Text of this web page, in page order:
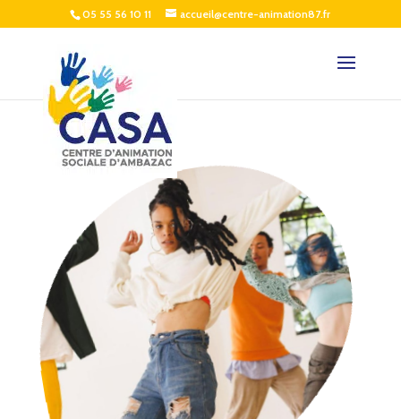
05 55 56 10 11 accueil@centre-animation87.fr